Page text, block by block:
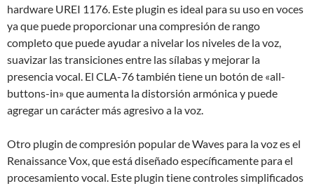
hardware UREI 1176. Este plugin es ideal para su uso en voces
ya que puede proporcionar una compresión de rango
completo que puede ayudar a nivelar los niveles de la voz,
suavizar las transiciones entre las sílabas y mejorar la
presencia vocal. El CLA-76 también tiene un botón de «all-
buttons-in» que aumenta la distorsión armónica y puede
agregar un carácter más agresivo a la voz.
Otro plugin de compresión popular de Waves para la voz es el
Renaissance Vox, que está diseñado específicamente para el
procesamiento vocal. Este plugin tiene controles simplificados